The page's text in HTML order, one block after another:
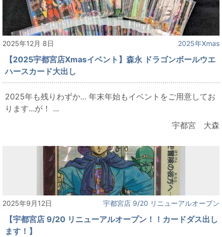
2025年12月 8日 2025年Xmas
【2025宇都宮店Xmasイベント】森永 ドラゴンボールウエ
ハースカード大出し
2025年も残りわずか... 年末年始もイベントをご用意してお
ります...が！ ...
宇都宮 大森
2025年9月12日 宇都宮店 9/20 リニューアルオープン
【宇都宮店 9/20 リニューアルオープン！！カードダス出し
ます！】